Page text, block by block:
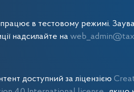
в тестовому режимі.
надсилайте на
доступний за ліцензією